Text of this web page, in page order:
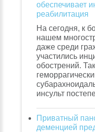
обеспечивает
реабилитация
На сегодня, к
нашем
даже среди
участились
обострений.
инсульт
Приватный
деменцией